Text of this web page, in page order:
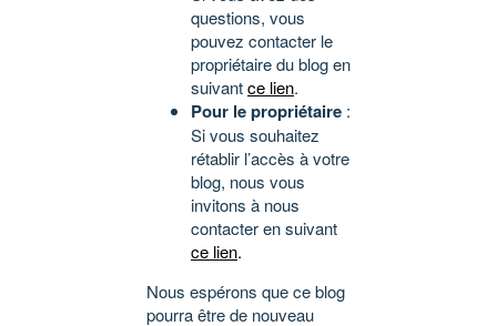
questions, vous
pouvez contacter le
propriétaire du blog en
suivantce lien.
Pour le propriétaire :
Si vous souhaitez
rétablir l’accès à votre
blog, nous vous
invitons à nous
contacter en suivant
ce lien.
Nous espérons que ce blog
pourra être de nouveau